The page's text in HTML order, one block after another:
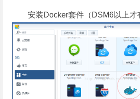
安装Docker套件（DSM6以上才